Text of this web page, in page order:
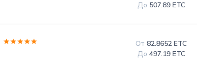
До 507.89 ETC
От 82.8652 ETC
До 497.19 ETC